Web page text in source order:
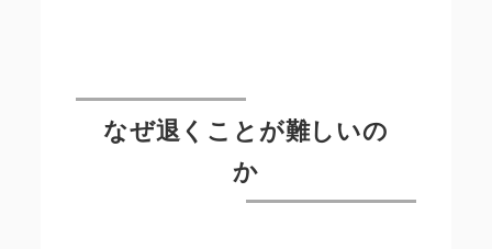
なぜ退くことが難しいの
か